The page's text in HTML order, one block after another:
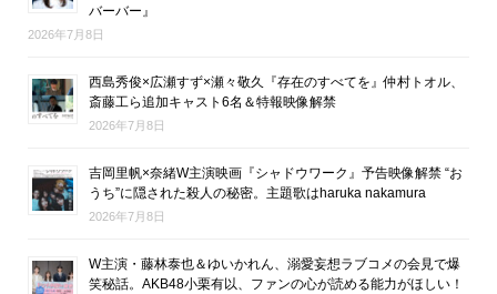
バーバー』
2026年7月8日
西島秀俊×広瀬すず×瀬々敬久『存在のすべてを』仲村トオル、
斎藤工ら追加キャスト6名＆特報映像解禁
2026年7月8日
吉岡里帆×奈緒W主演映画『シャドウワーク』予告映像解禁 “お
うち”に隠された殺人の秘密。主題歌はharuka nakamura
2026年7月8日
W主演・藤林泰也＆ゆいかれん、溺愛妄想ラブコメの会見で爆
笑秘話。AKB48小栗有以、ファンの心が読める能力がほしい！